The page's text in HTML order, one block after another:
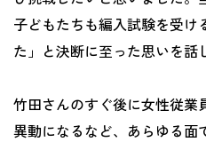
子どもたちも編入試験を受け
た」と決断に至った思いを話
竹田さんのすぐ後に女性従業
異動になるなど、あらゆる面